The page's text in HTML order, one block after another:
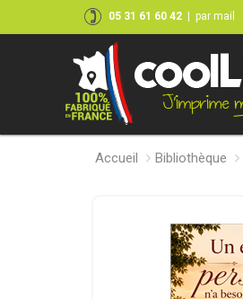
05 31 61 60 42 par mail
Accueil Bibliothèque